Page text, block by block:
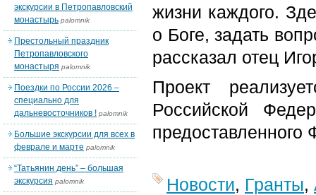
жизни каждого.
о Боге, задать
рассказал отец
Проект
Российской
предоставленного
Новости, Гранты,
экскурсии в Петропавловский
монастырь palomnik
Престольный праздник
Петропавловского
монастыря palomnik
Поездки по России 2026 –
специально для
дальневосточников ! palomnik
Большие экскурсии для всех в
феврале и марте palomnik
“Татьянин день” – большая
экскурсия palomnik